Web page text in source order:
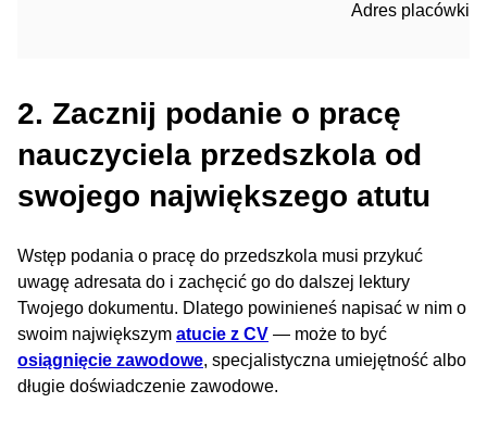
Adres placówki
2. Zacznij podanie o pracę
nauczyciela przedszkola od
swojego największego atutu
Wstęp podania o pracę do przedszkola musi przykuć
uwagę adresata do i zachęcić go do dalszej lektury
Twojego dokumentu. Dlatego powinieneś napisać w nim o
swoim największym atucie z CV — może to być
osiągnięcie zawodowe, specjalistyczna umiejętność albo
długie doświadczenie zawodowe.